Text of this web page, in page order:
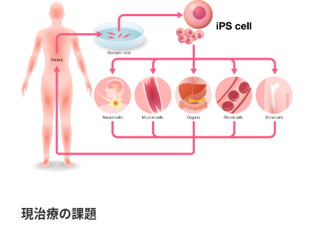
現治療の課題